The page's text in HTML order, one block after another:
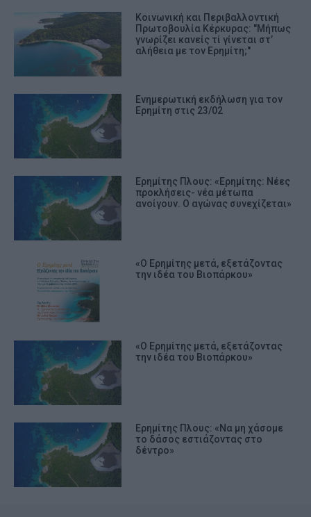
Κοινωνική και Περιβαλλοντική
Πρωτοβουλία Κέρκυρας: "Μήπως
γνωρίζει κανείς τί γίνεται στ’
αλήθεια με τον Ερημίτη;"
Ενημερωτική εκδήλωση για τον
Ερημίτη στις 23/02
Ερημίτης Πλους: «Ερημίτης: Νέες
προκλήσεις- νέα μέτωπα
ανοίγουν. Ο αγώνας συνεχίζεται»
«Ο Ερημίτης μετά, εξετάζοντας
την ιδέα του Βιοπάρκου»
«Ο Ερημίτης μετά, εξετάζοντας
την ιδέα του Βιοπάρκου»
Ερημίτης Πλους: «Να μη χάσομε
το δάσος εστιάζοντας στο
δέντρο»